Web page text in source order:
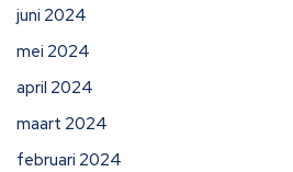
juni 2024
mei 2024
april 2024
maart 2024
februari 2024